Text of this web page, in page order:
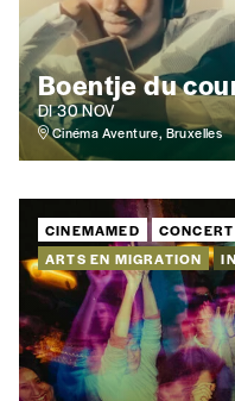
Boentje du
DI 30 NOV
Cinéma Aventure, Bruxelles
CINEMAMED CONCERT
ARTS EN MIGRATION